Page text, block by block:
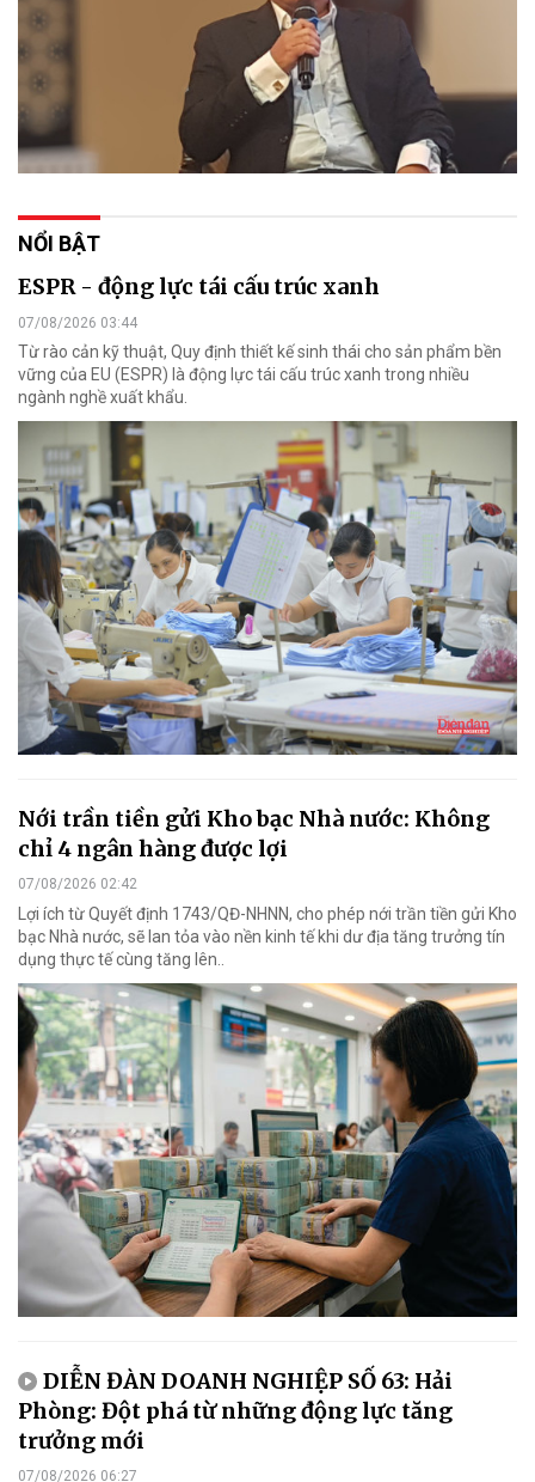
NỔI BẬT
ESPR - động lực tái cấu trúc xanh
07/08/2026 03:44
Từ rào cản kỹ thuật, Quy định thiết kế sinh thái cho sản phẩm bền
vững của EU (ESPR) là động lực tái cấu trúc xanh trong nhiều
ngành nghề xuất khẩu.
Nới trần tiền gửi Kho bạc Nhà nước: Không
chỉ 4 ngân hàng được lợi
07/08/2026 02:42
Lợi ích từ Quyết định 1743/QĐ-NHNN, cho phép nới trần tiền gửi Kho
bạc Nhà nước, sẽ lan tỏa vào nền kinh tế khi dư địa tăng trưởng tín
dụng thực tế cùng tăng lên..
DIỄN ĐÀN DOANH NGHIỆP SỐ 63: Hải
Phòng: Đột phá từ những động lực tăng
trưởng mới
07/08/2026 06:27